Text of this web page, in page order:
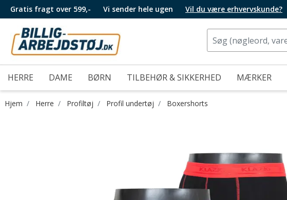
Gratis fragt over 599,- Vi sender hele ugen Vil du være erhvervskunde?
HERRE DAME BØRN TILBEHØR & SIKKERHED MÆRKER
Hjem Herre Profiltøj Profil undertøj Boxershorts